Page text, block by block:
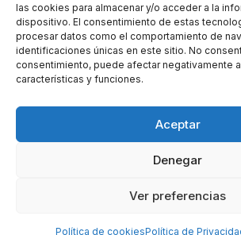
las cookies para almacenar y/o acceder a la
dispositivo. El consentimiento de estas
procesar datos como el comportamiento de
identificaciones únicas en este sitio. No
consentimiento, puede afectar negativamente
características y funciones.
Aceptar
Denegar
Ver preferencias
Política de cookiesPolítica de